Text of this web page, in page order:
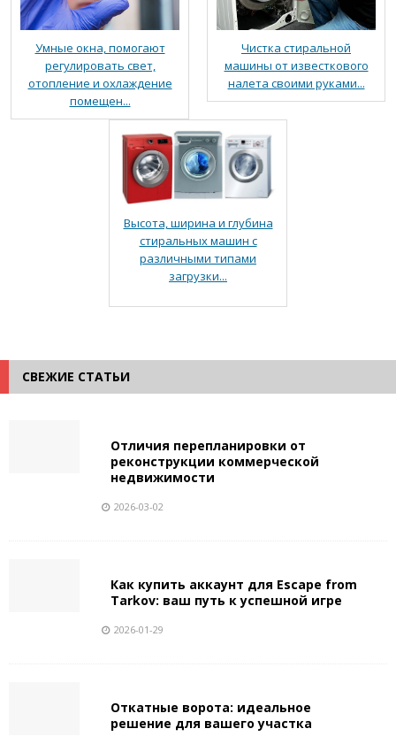
Умные окна, помогают
регулировать свет,
отопление и охлаждение
помещен...
Чистка стиральной
машины от известкового
налета своими руками...
Высота, ширина и глубина
стиральных машин с
различными типами
загрузки...
СВЕЖИЕ СТАТЬИ
Отличия перепланировки от
реконструкции коммерческой
недвижимости
2026-03-02
Как купить аккаунт для Escape from
Tarkov: ваш путь к успешной игре
2026-01-29
Откатные ворота: идеальное
решение для вашего участка